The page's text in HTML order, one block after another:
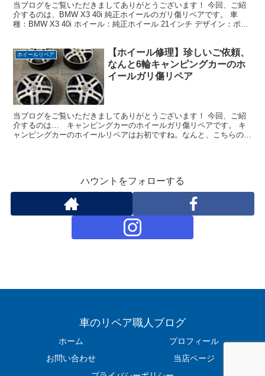
当ブログをご覧いただきましてありがとうございます！ 今回、ご紹
介するのは、BMW X3 40i 純正ホイールのガリ傷リペアです。 車
種：BMW X3 40i ホイール：純正ホイール 21インチ デザイン：ポリ
ホイールリペア
【ホイール修理】珍しいご依頼、
なんと6輪キャンピングカーのホ
イールガリ傷リペア
当ブログをご覧いただきましてありがとうございます！ 今回、ご紹
介するのは… キャンピングカーのホイールガリ傷リペアです。 キ
ャンピングカーのホイールリペアはお初ですね。なんと、こちらのお
ハウントをフォローする
車のリペア職人ブログ
ホーム
プロフィール
お問い合わせ
当店ページ